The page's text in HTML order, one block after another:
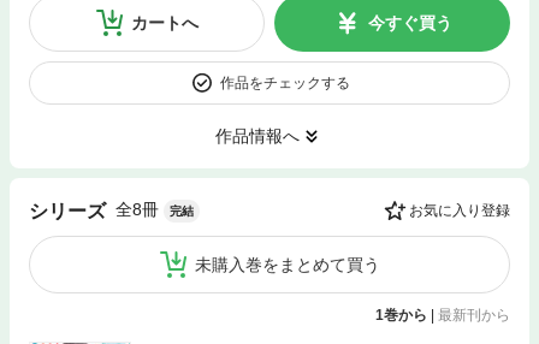
カートへ 今すぐ買う
作品をチェックする
作品情報へ
シリーズ 全8冊 完結 お気に入り登録
未購入巻をまとめて買う
1巻から | 最新刊から